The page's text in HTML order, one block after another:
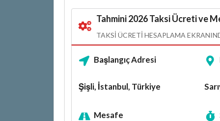
Tahmini 2026 Taksi Ücreti ve
TAKSI ÜCRETI HESAPLAMA
Başlangıç Adresi
Şişli, İstanbul, Türkiye
Mesafe